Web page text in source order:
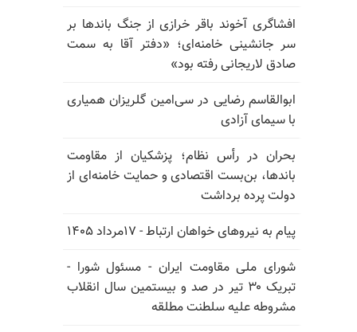
افشاگری آخوند باقر خرازی از جنگ باندها بر
سر جانشینی خامنه‌ای؛ «دفتر آقا به سمت
صادق لاریجانی رفته بود»
ابوالقاسم رضایی در سی‌امین گلریزان همیاری
با سیمای آزادی
بحران در رأس نظام؛ پزشکیان از مقاومت
باندها، بن‌بست اقتصادی و حمایت خامنه‌ای از
دولت پرده برداشت
پیام به نیروهای خواهان ارتباط - ۱۷مرداد ۱۴۰۵
شورای ملی مقاومت ایران - مسئول شورا -
تبریک ۳۰ تیر در صد و بیستمین سال انقلاب
مشروطه علیه سلطنت مطلقه